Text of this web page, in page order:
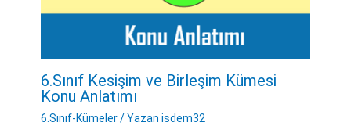
6.Sınıf Kesişim ve Birleşim Kümesi
Konu Anlatımı
6.Sınıf-Kümeler/ Yazan isdem32